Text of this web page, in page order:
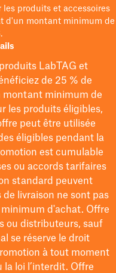
produits et accessoires
d'un montant minimum de
produits LabTAG et
de 25 % de
montant minimum de
les produits éligibles,
peut être utilisée
éligibles pendant la
est cumulable
ou accords tarifaires
standard peuvent
livraison ne sont pas
d'achat. Offre
ou distributeurs, sauf
se réserve le droit
à tout moment
la loi l’interdit. Offre